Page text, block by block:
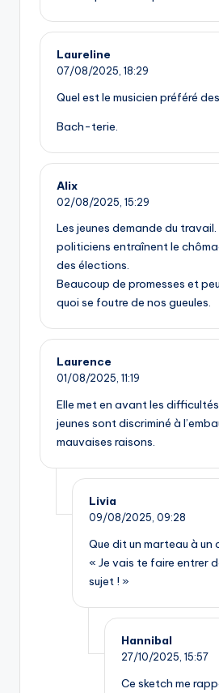
Laureline
07/08/2025, 18:29
Quel est le musicien préféré
Bach-terie.
Alix
02/08/2025, 15:29
Les jeunes demande du travail.
politiciens entraînent le
des élections.
Beaucoup de promesses et
quoi se foutre de nos gueules.
Laurence
01/08/2025, 11:19
Elle met en avant les difficultés
jeunes sont discriminé à
mauvaises raisons.
Livia
09/08/2025, 09:28
Que dit un marteau à un
« Je vais te faire entrer
sujet ! »
Hannibal
27/10/2025, 15:57
Ce sketch me